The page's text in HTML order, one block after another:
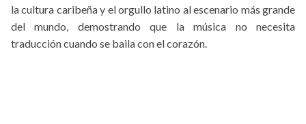
la cultura caribeña y el orgullo latino al escenario más grande
del mundo, demostrando que la música no necesita
traducción cuando se baila con el corazón.